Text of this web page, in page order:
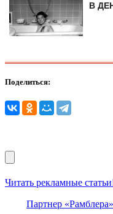
В
Поделиться:
Читать рекламные
Партнер «Рамблера»